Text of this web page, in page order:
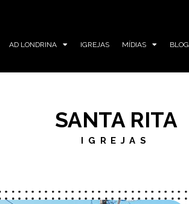
AD LONDRINA IGREJAS MÍDIAS BLOG
SANTA RITA
IGREJAS